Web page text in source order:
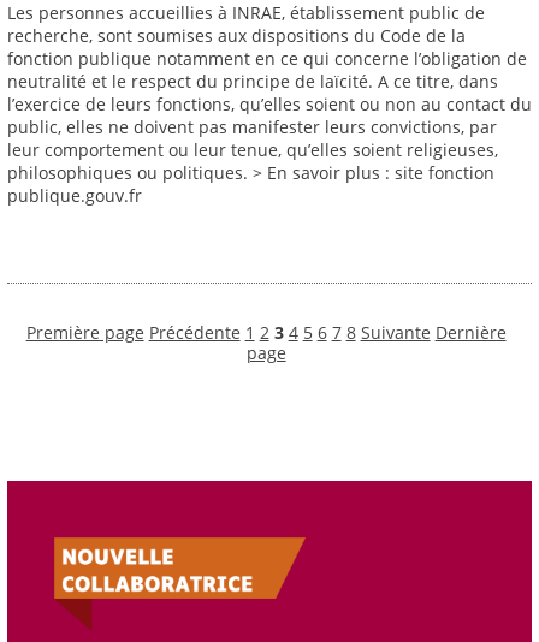
Les personnes accueillies à INRAE, établissement public de
recherche, sont soumises aux dispositions du Code de la
fonction publique notamment en ce qui concerne l’obligation de
neutralité et le respect du principe de laïcité. A ce titre, dans
l’exercice de leurs fonctions, qu’elles soient ou non au contact du
public, elles ne doivent pas manifester leurs convictions, par
leur comportement ou leur tenue, qu’elles soient religieuses,
philosophiques ou politiques. > En savoir plus : site fonction
publique.gouv.fr
Première page Précédente 1 2 3 4 5 6 7 8 Suivante Dernière
page